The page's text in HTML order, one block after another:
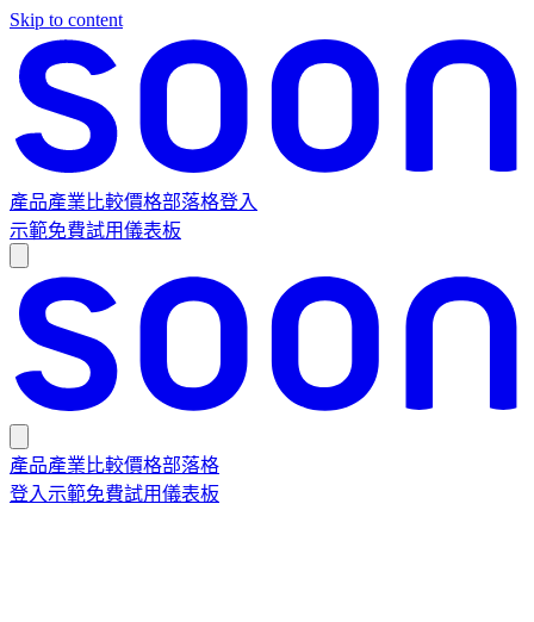
Skip to content
產品產業比較價格部落格登入
示範免費試用儀表板
產品產業 比較價格部落格
登入 示範免費試用儀表板